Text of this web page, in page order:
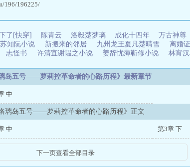
196/196225/
了[快穿] 陈青云 洛毅楚梦璃 成化十四年 万古神尊
知阮小说 新搬来的邻居 九州龙王夏凡楚晴雪 离婚
志怪书 许清宜谢韫之小说 姜辞忧薄靳修小说 林宵
璃岛五号——萝莉控革命者的心路历程》最新章节
中
洛璃岛五号——萝莉控革命者的心路历程》正文
中 第3章 下